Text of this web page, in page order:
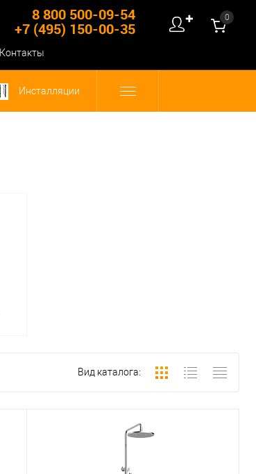
8 800 500-09-54
+7 (495) 150-00-35
Контакты
✚ 0
Инсталляции
Вид каталога: